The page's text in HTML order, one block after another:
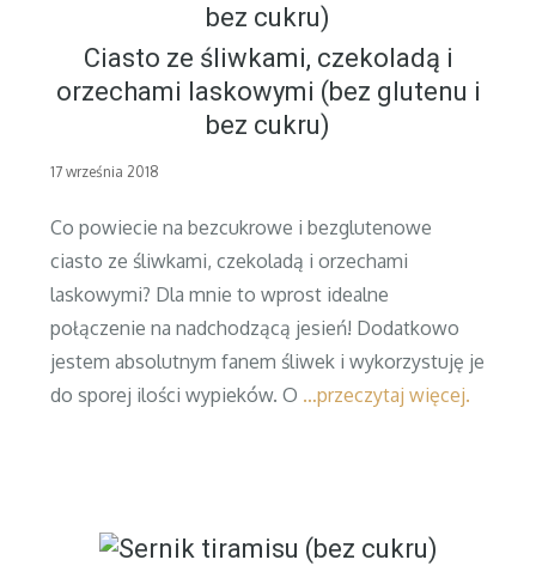
Ciasto ze śliwkami, czekoladą i
orzechami laskowymi (bez glutenu i
bez cukru)
Posted
17 września 2018
Co powiecie na bezcukrowe i bezglutenowe
ciasto ze śliwkami, czekoladą i orzechami
laskowymi? Dla mnie to wprost idealne
połączenie na nadchodzącą jesień! Dodatkowo
jestem absolutnym fanem śliwek i wykorzystuję je
do sporej ilości wypieków. O …przeczytaj więcej.